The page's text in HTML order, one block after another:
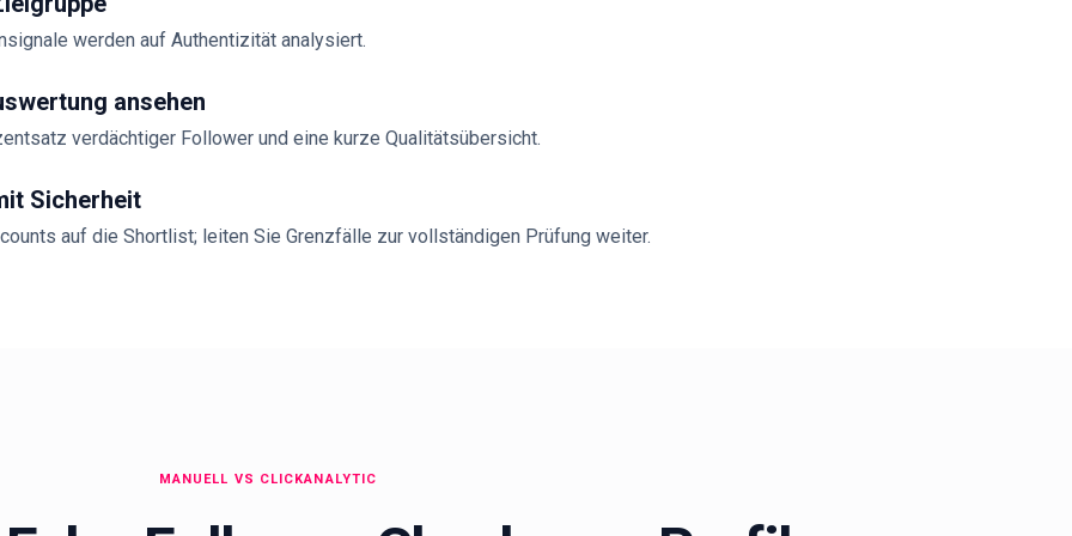
werden auf Authentizität analysiert.
ansehen
verdächtiger Follower und eine kurze Qualitätsübersicht.
Sicherheit
auf die Shortlist; leiten Sie Grenzfälle zur vollständigen Prüfung weiter.
MANUELL VS CLICKANALYTIC